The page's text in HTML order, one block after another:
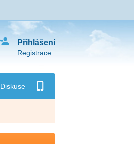
Diskuse
Přihlášení
Registrace